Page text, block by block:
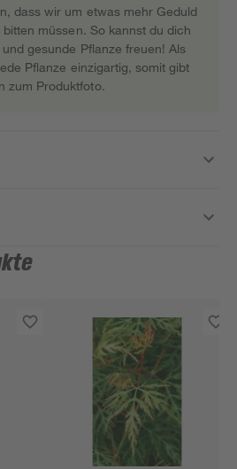
dass wir um etwas mehr Geduld
müssen. So kannst du dich
gesunde Pflanze freuen! Als
Pflanze einzigartig, somit gibt
zum Produktfoto.